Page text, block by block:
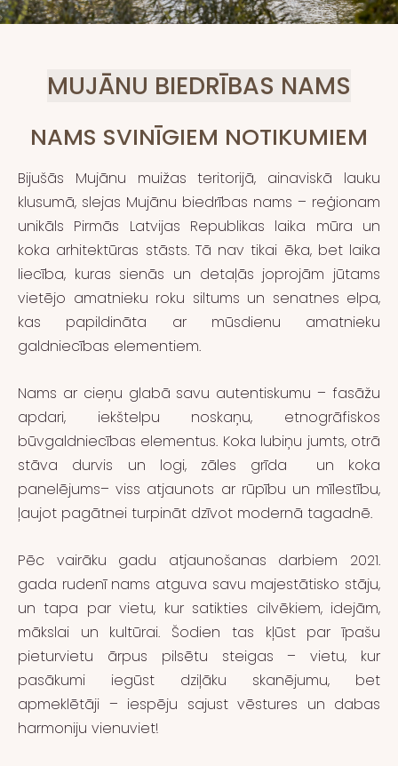
MUJĀNU BIEDRĪBAS NAMS
NAMS SVINĪGIEM NOTIKUMIEM
Bijušās Mujānu muižas teritorijā, ainaviskā lauku
klusumā, slejas Mujānu biedrības nams – reģionam
unikāls Pirmās Latvijas Republikas laika mūra un
koka arhitektūras stāsts. Tā nav tikai ēka, bet laika
liecība, kuras sienās un detaļās joprojām jūtams
vietējo amatnieku roku siltums un senatnes elpa,
kas papildināta ar mūsdienu amatnieku
galdniecības elementiem.
Nams ar cieņu glabā savu autentiskumu – fasāžu
apdari, iekštelpu noskaņu, etnogrāfiskos
būvgaldniecības elementus. Koka lubiņu jumts, otrā
stāva durvis un logi, zāles grīda un koka
panelējums– viss atjaunots ar rūpību un mīlestību,
ļaujot pagātnei turpināt dzīvot modernā tagadnē.
Pēc vairāku gadu atjaunošanas darbiem 2021.
gada rudenī nams atguva savu majestātisko stāju,
un tapa par vietu, kur satikties cilvēkiem, idejām,
mākslai un kultūrai. Šodien tas kļūst par īpašu
pieturvietu ārpus pilsētu steigas – vietu, kur
pasākumi iegūst dziļāku skanējumu, bet
apmeklētāji – iespēju sajust vēstures un dabas
harmoniju vienuviet!